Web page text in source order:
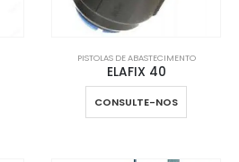
PISTOLAS DE ABASTECIMENTO
ELAFIX 40
CONSULTE-NOS